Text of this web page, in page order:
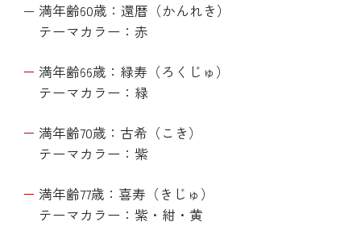
満年齢60歳：還暦（かんれき）
テーマカラー：赤
満年齢66歳：緑寿（ろくじゅ）
テーマカラー：緑
満年齢70歳：古希（こき）
テーマカラー：紫
満年齢77歳：喜寿（きじゅ）
テーマカラー：紫・紺・黄